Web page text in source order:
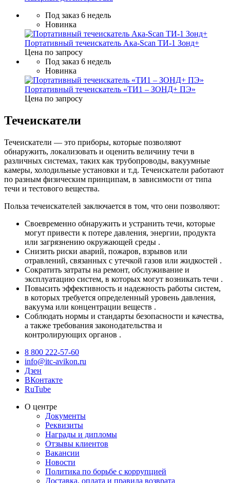
Под заказ 6 недель
Новинка
Портативный течеискатель Ака-Scan ТИ-1 Зонд+
Цена по запросу
Под заказ 6 недель
Новинка
Портативный течеискатель «ТИ1 – ЗОНД+ ПЭ»
Цена по запросу
Течеискатели
Течеискатели — это приборы, которые позволяют
обнаружить, локализовать и оценить величину течи в
различных системах, таких как трубопроводы, вакуумные
камеры, холодильные установки и т.д. Течеискатели работают
по разным физическим принципам, в зависимости от типа
течи и тестового вещества.
Польза течеискателей заключается в том, что они позволяют:
Своевременно обнаружить и устранить течи, которые
могут привести к потере давления, энергии, продукта
или загрязнению окружающей среды .
Снизить риски аварий, пожаров, взрывов или
отравлений, связанных с утечкой газов или жидкостей .
Сократить затраты на ремонт, обслуживание и
эксплуатацию систем, в которых могут возникать течи .
Повысить эффективность и надежность работы систем,
в которых требуется определенный уровень давления,
вакуума или концентрации веществ .
Соблюдать нормы и стандарты безопасности и качества,
а также требования законодательства и
контролирующих органов .
8 800 222-57-60
info@itc-avikon.ru
Дзен
ВКонтакте
RuTube
О центре
Документы
Реквизиты
Награды и дипломы
Отзывы клиентов
Вакансии
Новости
Политика по борьбе с коррупцией
Доставка, оплата и правила возврата